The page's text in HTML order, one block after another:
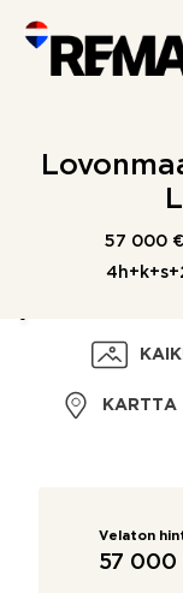
content
57 000
KARTTA
Velaton
57 000